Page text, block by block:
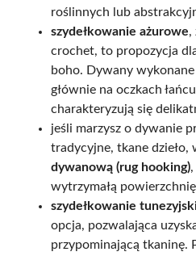
roślinnych lub
szydełkowanie ażurowe,
crochet, to propozycja
boho. Dywany
głównie na oczkach
charakteryzują się
jeśli marzysz o dywanie
tradycyjne, tkane dzieło,
dywanową (rug hooking)
wytrzymałą
szydełkowanie
opcja, pozwalająca
przypominającą tkaninę.